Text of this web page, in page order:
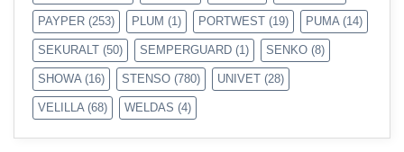
PAYPER (253) PLUM (1) PORTWEST (19) PUMA (14)
SEKURALT (50) SEMPERGUARD (1) SENKO (8)
SHOWA (16) STENSO (780) UNIVET (28)
VELILLA (68) WELDAS (4)